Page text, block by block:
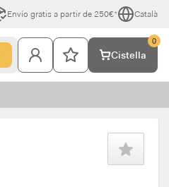
Envío gratis a partir de 250€* Català
Cistella
0